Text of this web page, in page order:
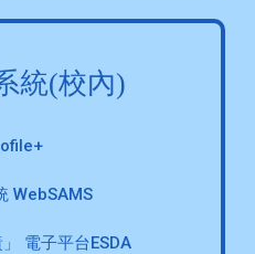
統(校內)
WebSAMS
」 電子平台ESDA